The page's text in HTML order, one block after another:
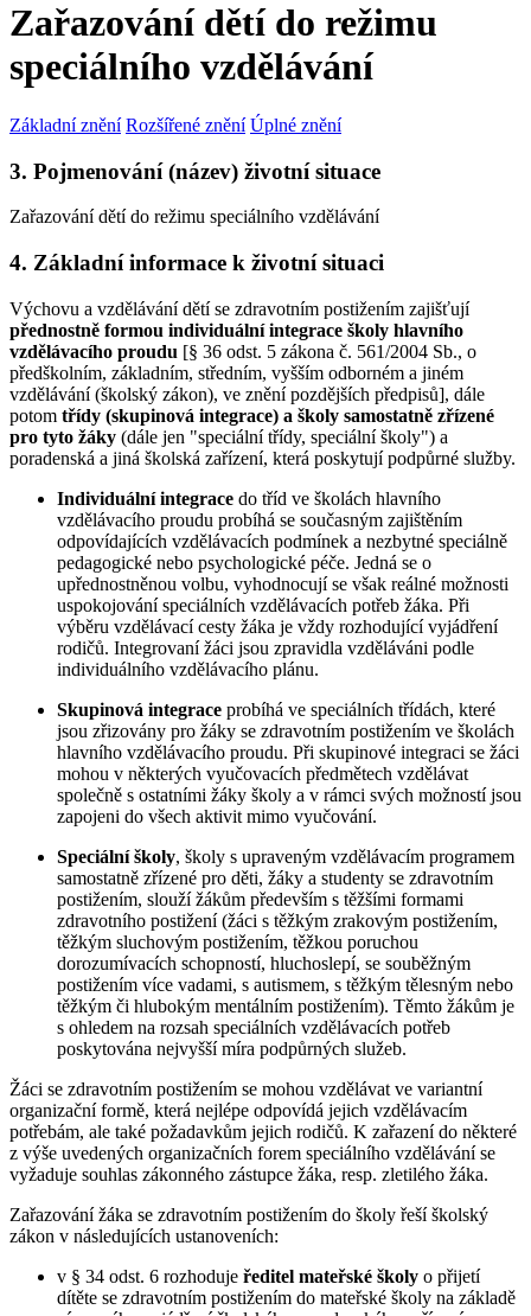
Zařazování dětí do režimu
speciálního vzdělávání
Základní znění Rozšířené znění Úplné znění
3. Pojmenování (název) životní situace
Zařazování dětí do režimu speciálního vzdělávání
4. Základní informace k životní situaci
Výchovu a vzdělávání dětí se zdravotním postižením zajišťují
přednostně formou individuální integrace školy hlavního
vzdělávacího proudu [§ 36 odst. 5 zákona č. 561/2004 Sb., o
předškolním, základním, středním, vyšším odborném a jiném
vzdělávání (školský zákon), ve znění pozdějších předpisů], dále
potom třídy (skupinová integrace) a školy samostatně zřízené
pro tyto žáky (dále jen "speciální třídy, speciální školy") a
poradenská a jiná školská zařízení, která poskytují podpůrné služby.
Individuální integrace do tříd ve školách hlavního
vzdělávacího proudu probíhá se současným zajištěním
odpovídajících vzdělávacích podmínek a nezbytné speciálně
pedagogické nebo psychologické péče. Jedná se o
upřednostněnou volbu, vyhodnocují se však reálné možnosti
uspokojování speciálních vzdělávacích potřeb žáka. Při
výběru vzdělávací cesty žáka je vždy rozhodující vyjádření
rodičů. Integrovaní žáci jsou zpravidla vzděláváni podle
individuálního vzdělávacího plánu.
Skupinová integrace probíhá ve speciálních třídách, které
jsou zřizovány pro žáky se zdravotním postižením ve školách
hlavního vzdělávacího proudu. Při skupinové integraci se žáci
mohou v některých vyučovacích předmětech vzdělávat
společně s ostatními žáky školy a v rámci svých možností jsou
zapojeni do všech aktivit mimo vyučování.
Speciální školy, školy s upraveným vzdělávacím programem
samostatně zřízené pro děti, žáky a studenty se zdravotním
postižením, slouží žákům především s těžšími formami
zdravotního postižení (žáci s těžkým zrakovým postižením,
těžkým sluchovým postižením, těžkou poruchou
dorozumívacích schopností, hluchoslepí, se souběžným
postižením více vadami, s autismem, s těžkým tělesným nebo
těžkým či hlubokým mentálním postižením). Těmto žákům je
s ohledem na rozsah speciálních vzdělávacích potřeb
poskytována nejvyšší míra podpůrných služeb.
Žáci se zdravotním postižením se mohou vzdělávat ve variantní
organizační formě, která nejlépe odpovídá jejich vzdělávacím
potřebám, ale také požadavkům jejich rodičů. K zařazení do některé
z výše uvedených organizačních forem speciálního vzdělávání se
vyžaduje souhlas zákonného zástupce žáka, resp. zletilého žáka.
Zařazování žáka se zdravotním postižením do školy řeší školský
zákon v následujících ustanoveních:
v § 34 odst. 6 rozhoduje ředitel mateřské školy o přijetí
dítěte se zdravotním postižením do mateřské školy na základě